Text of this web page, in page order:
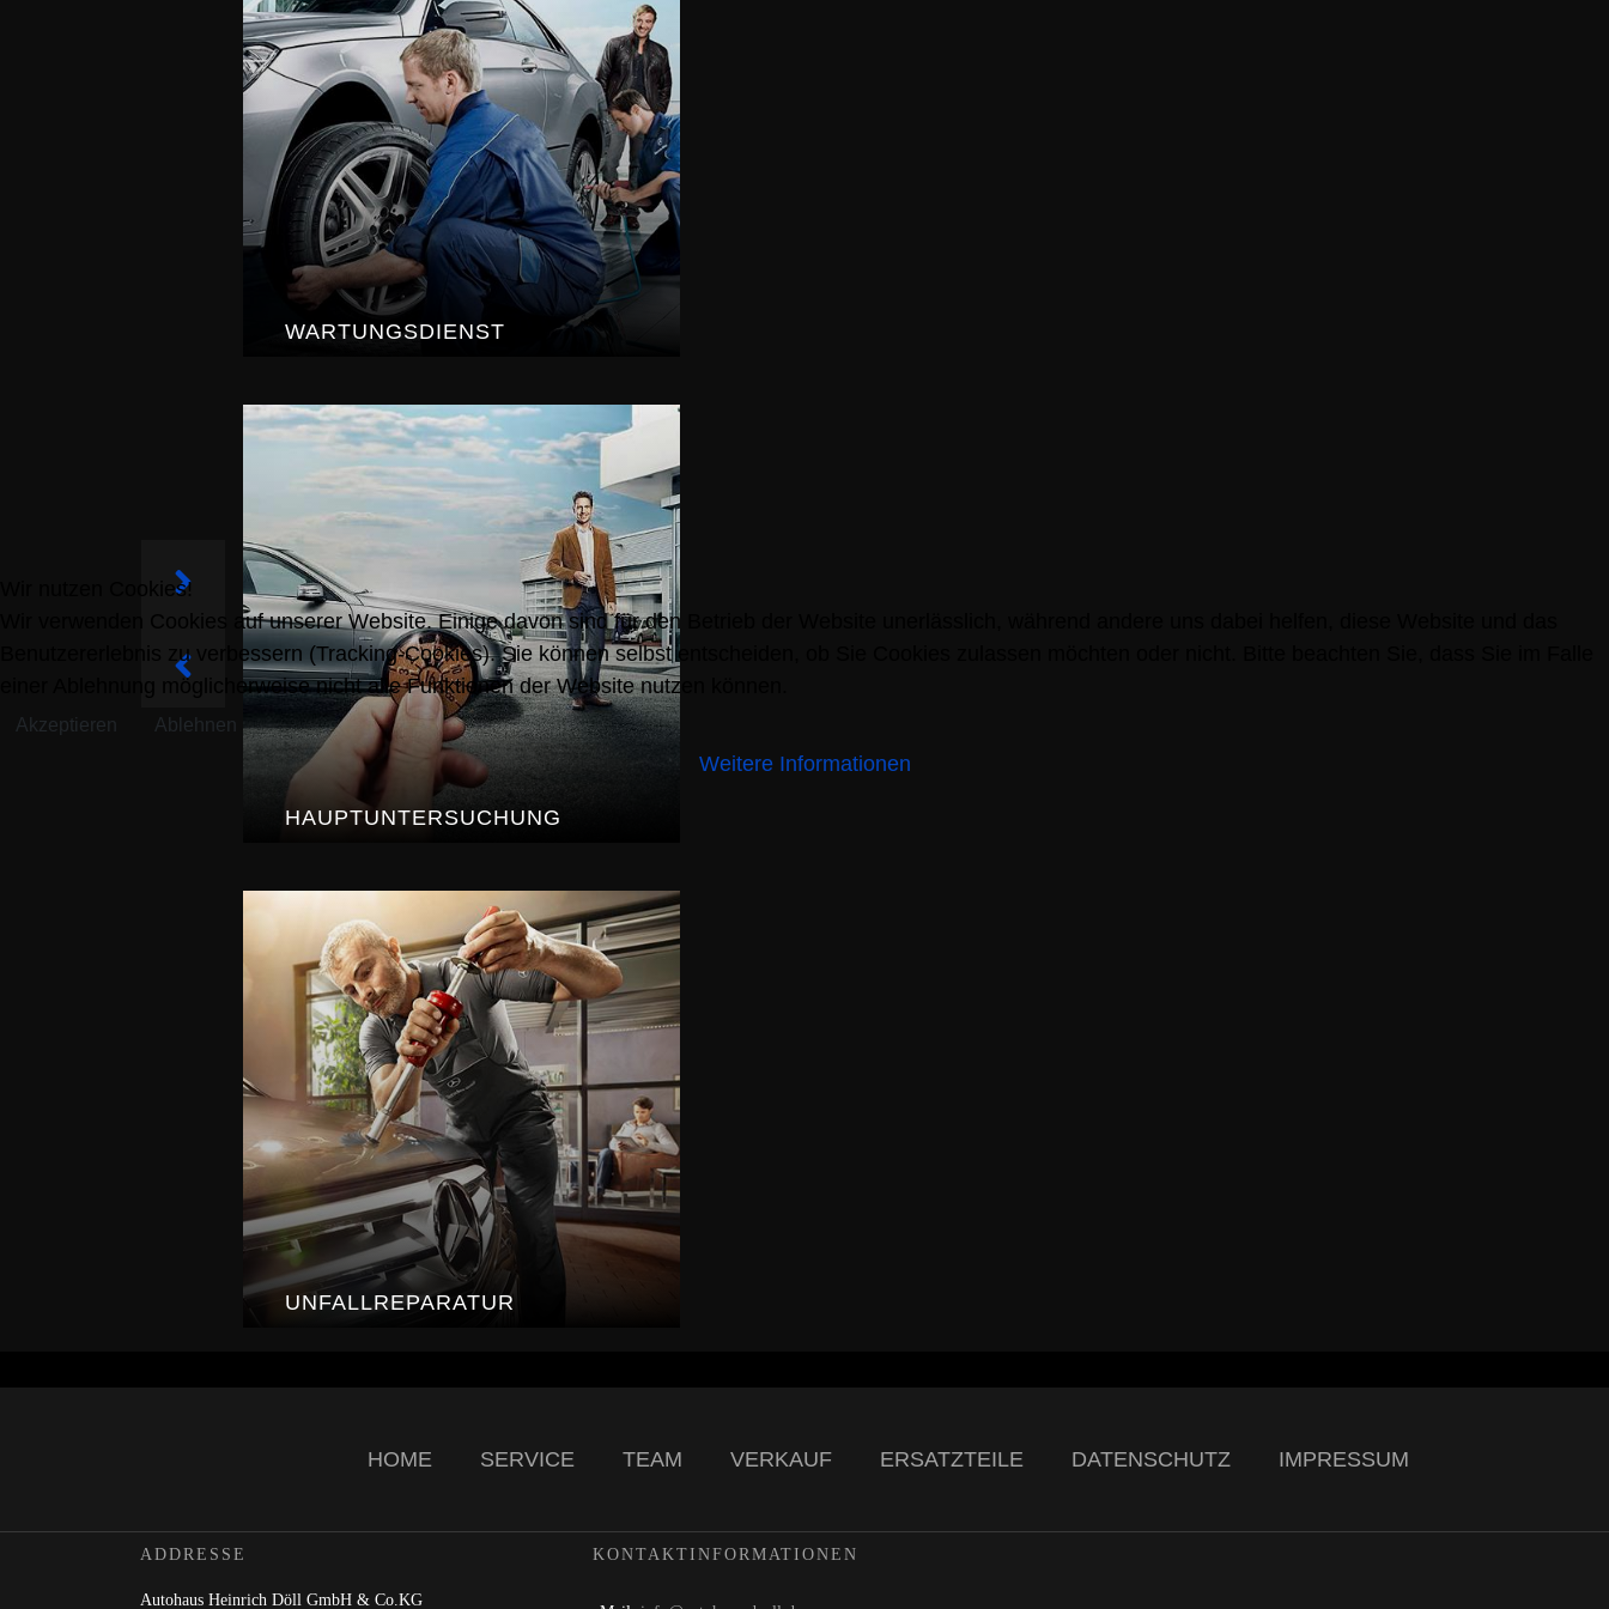
WARTUNGSDIENST
HAUPTUNTERSUCHUNG
UNFALLREPARATUR
Previous
Next
HOME SERVICE TEAM VERKAUF ERSATZTEILE DATENSCHUTZ IMPRESSUM
ADDRESSE
Autohaus Heinrich Döll GmbH & Co.KG
KONTAKTINFORMATIONEN
Wir nutzen Cookies!
Wir verwenden Cookies auf unserer Website. Einige davon sind für den Betrieb der Website unerlässlich, während andere uns dabei helfen, diese Website und das
Benutzererlebnis zu verbessern (Tracking-Cookies). Sie können selbst entscheiden, ob Sie Cookies zulassen möchten oder nicht. Bitte beachten Sie, dass Sie im Falle
einer Ablehnung möglicherweise nicht alle Funktionen der Website nutzen können.
Akzeptieren Ablehnen
Weitere Informationen